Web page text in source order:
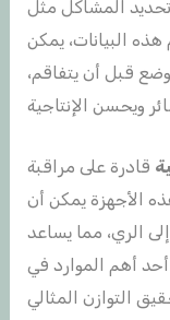
المشاكل مثل
البيانات، يمكن
قبل أن يتفاقم،
قادرة على مراقبة
الأجهزة يمكن أن
الري، مما يساعد
أهم الموارد في
التوازن المثالي